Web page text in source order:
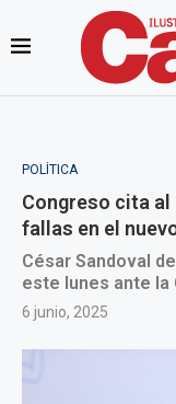
POLÍTICA
Congreso cita
fallas en el
César Sandoval
este lunes ante la
6 junio, 2025